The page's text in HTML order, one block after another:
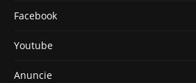
Facebook
Youtube
Anuncie